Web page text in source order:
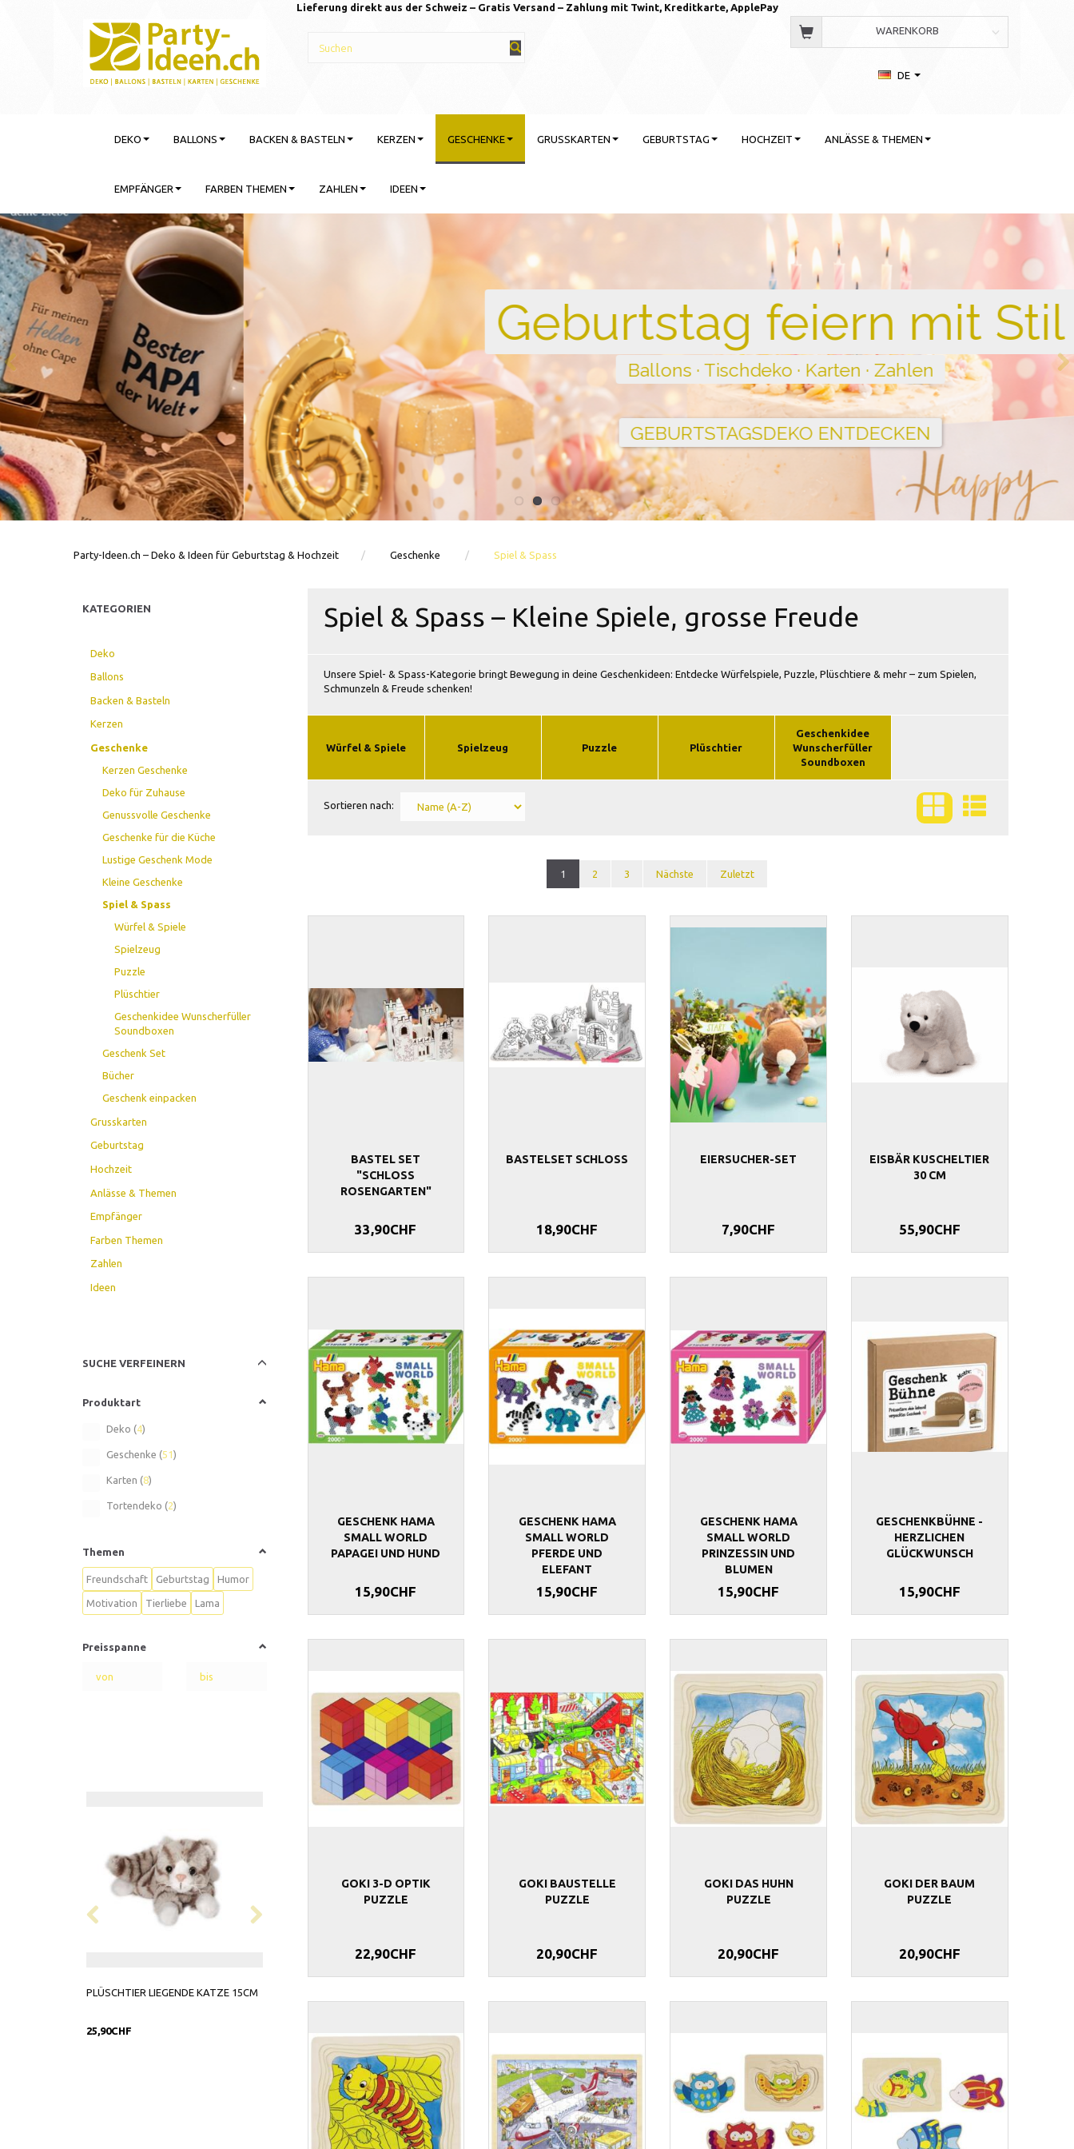
Lieferung direkt aus der Schweiz – Gratis Versand – Zahlung mit Twint, Kreditkarte, ApplePay
WARENKORB
DE
DEKO BALLONS BACKEN & BASTELN KERZEN GESCHENKE GRUSSKARTEN GEBURTSTAG HOCHZEIT ANLÄSSE & THEMEN
EMPFÄNGER FARBEN THEMEN ZAHLEN IDEEN
Geburtstag feiern mit Stil
Ballons · Tischdeko · Karten · Zahlen
GEBURTSTAGSDEKO ENTDECKEN
Party-Ideen.ch – Deko & Ideen für Geburtstag & Hochzeit Geschenke Spiel & Spass
KATEGORIEN
Deko
Ballons
Backen & Basteln
Kerzen
Geschenke
Kerzen Geschenke
Deko für Zuhause
Genussvolle Geschenke
Geschenke für die Küche
Lustige Geschenk Mode
Kleine Geschenke
Spiel & Spass
Würfel & Spiele
Spielzeug
Puzzle
Plüschtier
Geschenkidee Wunscherfüller
Soundboxen
Geschenk Set
Bücher
Geschenk einpacken
Grusskarten
Geburtstag
Hochzeit
Anlässe & Themen
Empfänger
Farben Themen
Zahlen
Ideen
SUCHE VERFEINERN Anzeigenfilter
Produktart
Deko (4)
Geschenke (51)
Karten (8)
Tortendeko (2)
Themen
Freundschaft Geburtstag Humor
Motivation Tierliebe Lama
Preisspanne
PLÜSCHTIER LIEGENDE KATZE 15CM
25,90CHF
Spiel & Spass – Kleine Spiele, grosse Freude
Unsere Spiel- & Spass-Kategorie bringt Bewegung in deine Geschenkideen: Entdecke Würfelspiele, Puzzle, Plüschtiere & mehr – zum Spielen,
Schmunzeln & Freude schenken!
Würfel & Spiele Spielzeug Puzzle Plüschtier
Geschenkidee
Wunscherfüller
Soundboxen
Sortieren nach:
1 2 3 Nächste Zuletzt
BASTEL SET
"SCHLOSS
ROSENGARTEN"
33,90CHF
BASTELSET SCHLOSS
18,90CHF
EIERSUCHER-SET
7,90CHF
EISBÄR KUSCHELTIER
30 CM
55,90CHF
GESCHENK HAMA
SMALL WORLD
PAPAGEI UND HUND
15,90CHF
GESCHENK HAMA
SMALL WORLD
PFERDE UND
ELEFANT
15,90CHF
GESCHENK HAMA
SMALL WORLD
PRINZESSIN UND
BLUMEN
15,90CHF
GESCHENKBÜHNE -
HERZLICHEN
GLÜCKWUNSCH
15,90CHF
GOKI 3-D OPTIK
PUZZLE
22,90CHF
GOKI BAUSTELLE
PUZZLE
20,90CHF
GOKI DAS HUHN
PUZZLE
20,90CHF
GOKI DER BAUM
PUZZLE
20,90CHF